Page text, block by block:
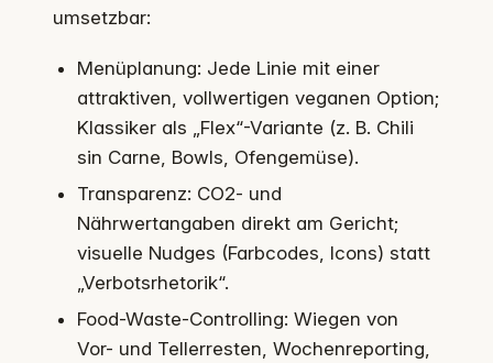
umsetzbar:
Menüplanung: Jede Linie mit einer
attraktiven, vollwertigen veganen Option;
Klassiker als „Flex“-Variante (z. B. Chili
sin Carne, Bowls, Ofengemüse).
Transparenz: CO2- und
Nährwertangaben direkt am Gericht;
visuelle Nudges (Farbcodes, Icons) statt
„Verbotsrhetorik“.
Food-Waste-Controlling: Wiegen von
Vor- und Tellerresten, Wochenreporting,